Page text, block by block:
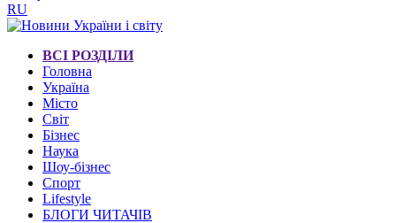
RU
ВСІ РОЗДІЛИ
Головна
Україна
Місто
Світ
Бізнес
Наука
Шоу-бізнес
Спорт
Lifestyle
БЛОГИ ЧИТАЧІВ